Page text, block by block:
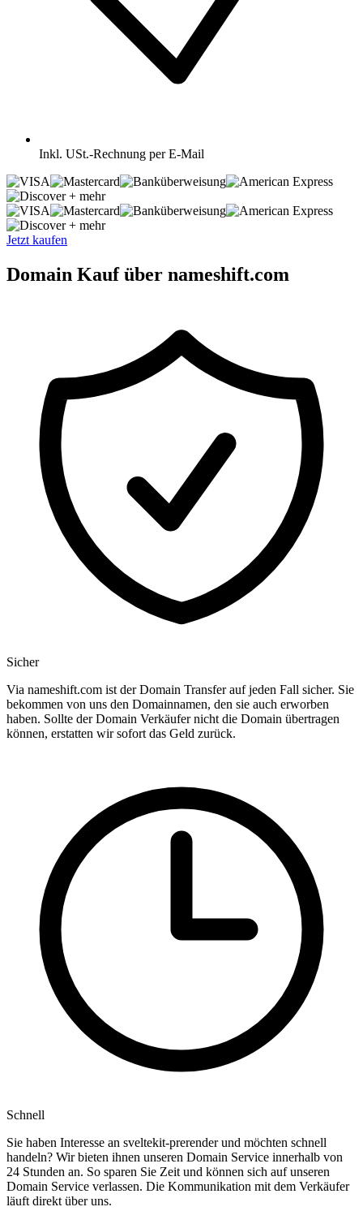
Inkl. USt.-Rechnung per E-Mail
+ mehr
+ mehr
Jetzt kaufen
Domain Kauf über nameshift.com
Sicher
Via nameshift.com ist der Domain Transfer auf jeden Fall sicher. Sie
bekommen von uns den Domainnamen, den sie auch erworben
haben. Sollte der Domain Verkäufer nicht die Domain übertragen
können, erstatten wir sofort das Geld zurück.
Schnell
Sie haben Interesse an sveltekit-prerender und möchten schnell
handeln? Wir bieten ihnen unseren Domain Service innerhalb von
24 Stunden an. So sparen Sie Zeit und können sich auf unseren
Domain Service verlassen. Die Kommunikation mit dem Verkäufer
läuft direkt über uns.